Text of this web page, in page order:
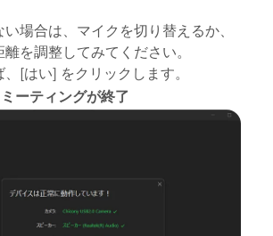
場合は、マイクを切り替えるか、
を調整してみてください。
[はい] をクリックします。
ーティングが終了